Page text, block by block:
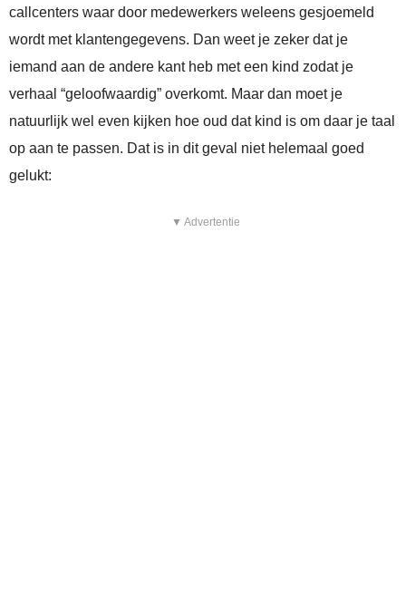
callcenters waar door medewerkers weleens gesjoemeld
wordt met klantengegevens. Dan weet je zeker dat je
iemand aan de andere kant heb met een kind zodat je
verhaal “geloofwaardig” overkomt. Maar dan moet je
natuurlijk wel even kijken hoe oud dat kind is om daar je taal
op aan te passen. Dat is in dit geval niet helemaal goed
gelukt:
▼ Advertentie